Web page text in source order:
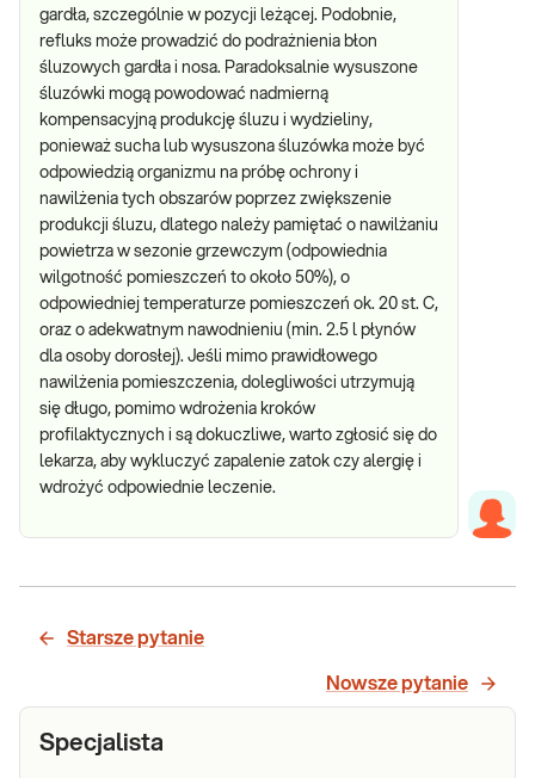
gardła, szczególnie w pozycji leżącej. Podobnie,
refluks może prowadzić do podrażnienia błon
śluzowych gardła i nosa. Paradoksalnie wysuszone
śluzówki mogą powodować nadmierną
kompensacyjną produkcję śluzu i wydzieliny,
ponieważ sucha lub wysuszona śluzówka może być
odpowiedzią organizmu na próbę ochrony i
nawilżenia tych obszarów poprzez zwiększenie
produkcji śluzu, dlatego należy pamiętać o nawilżaniu
powietrza w sezonie grzewczym (odpowiednia
wilgotność pomieszczeń to około 50%), o
odpowiedniej temperaturze pomieszczeń ok. 20 st. C,
oraz o adekwatnym nawodnieniu (min. 2.5 l płynów
dla osoby dorosłej). Jeśli mimo prawidłowego
nawilżenia pomieszczenia, dolegliwości utrzymują
się długo, pomimo wdrożenia kroków
profilaktycznych i są dokuczliwe, warto zgłosić się do
lekarza, aby wykluczyć zapalenie zatok czy alergię i
wdrożyć odpowiednie leczenie.
Starsze pytanie
Nowsze pytanie
Specjalista